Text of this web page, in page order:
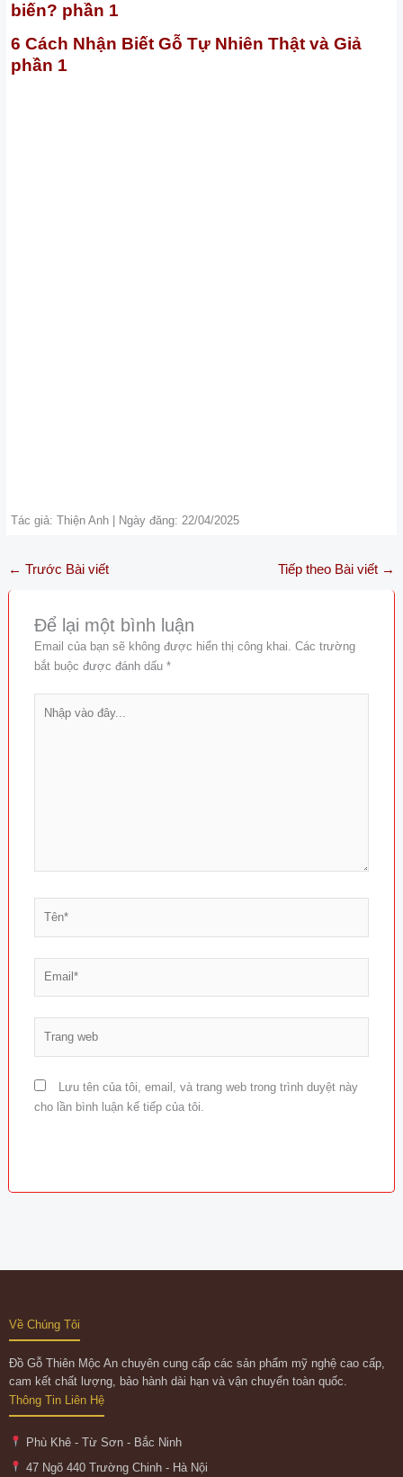
biến? phần 1
6 Cách Nhận Biết Gỗ Tự Nhiên Thật và Giả
phần 1
Tác giả: Thiện Anh | Ngày đăng: 22/04/2025
← Trước Bài viết Tiếp theo Bài viết →
Để lại một bình luận
Email của bạn sẽ không được hiển thị công khai. Các trường
bắt buộc được đánh dấu *
Lưu tên của tôi, email, và trang web trong trình duyệt này
cho lần bình luận kế tiếp của tôi.
Về Chúng Tôi
Đồ Gỗ Thiên Mộc An chuyên cung cấp các sản phẩm mỹ nghệ cao cấp,
cam kết chất lượng, bảo hành dài hạn và vận chuyển toàn quốc.
Thông Tin Liên Hệ
Phù Khê - Từ Sơn - Bắc Ninh
47 Ngõ 440 Trường Chinh - Hà Nội